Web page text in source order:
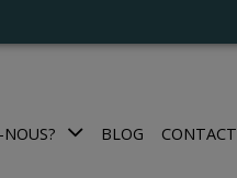
BLOG CONTACT